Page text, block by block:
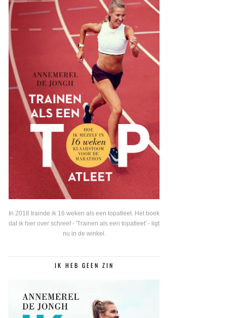
In 2018 trainde ik 16 weken als een topatleet. Het boek
dat ik hier over schreef - 'Trainen als een topatleet' - ligt
nu in de winkel.
IK HEB GEEN ZIN